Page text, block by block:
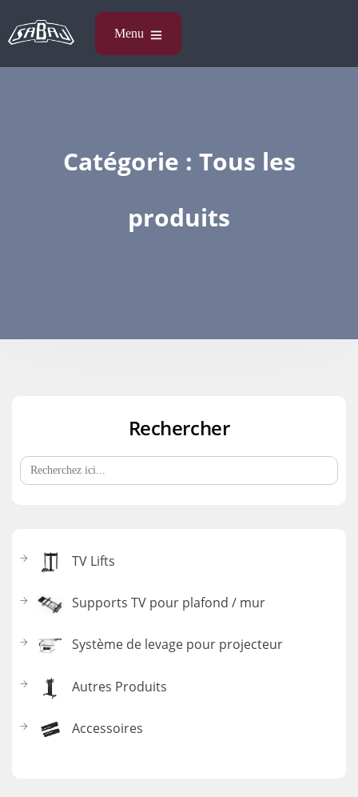
Catégorie : Tous les
produits
Rechercher
Search
for:
TV Lifts
Supports TV pour plafond / mur
Système de levage pour projecteur
Autres Produits
Accessoires